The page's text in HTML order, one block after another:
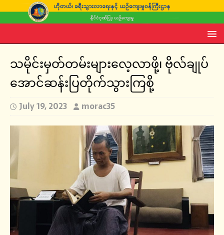
သမိုင်းမှတ်တမ်းများလေ့လာဖို့၊ ဗိုလ်ချုပ်
အောင်ဆန်းပြတိုက်သွားကြစို့
July 19, 2023 morac35